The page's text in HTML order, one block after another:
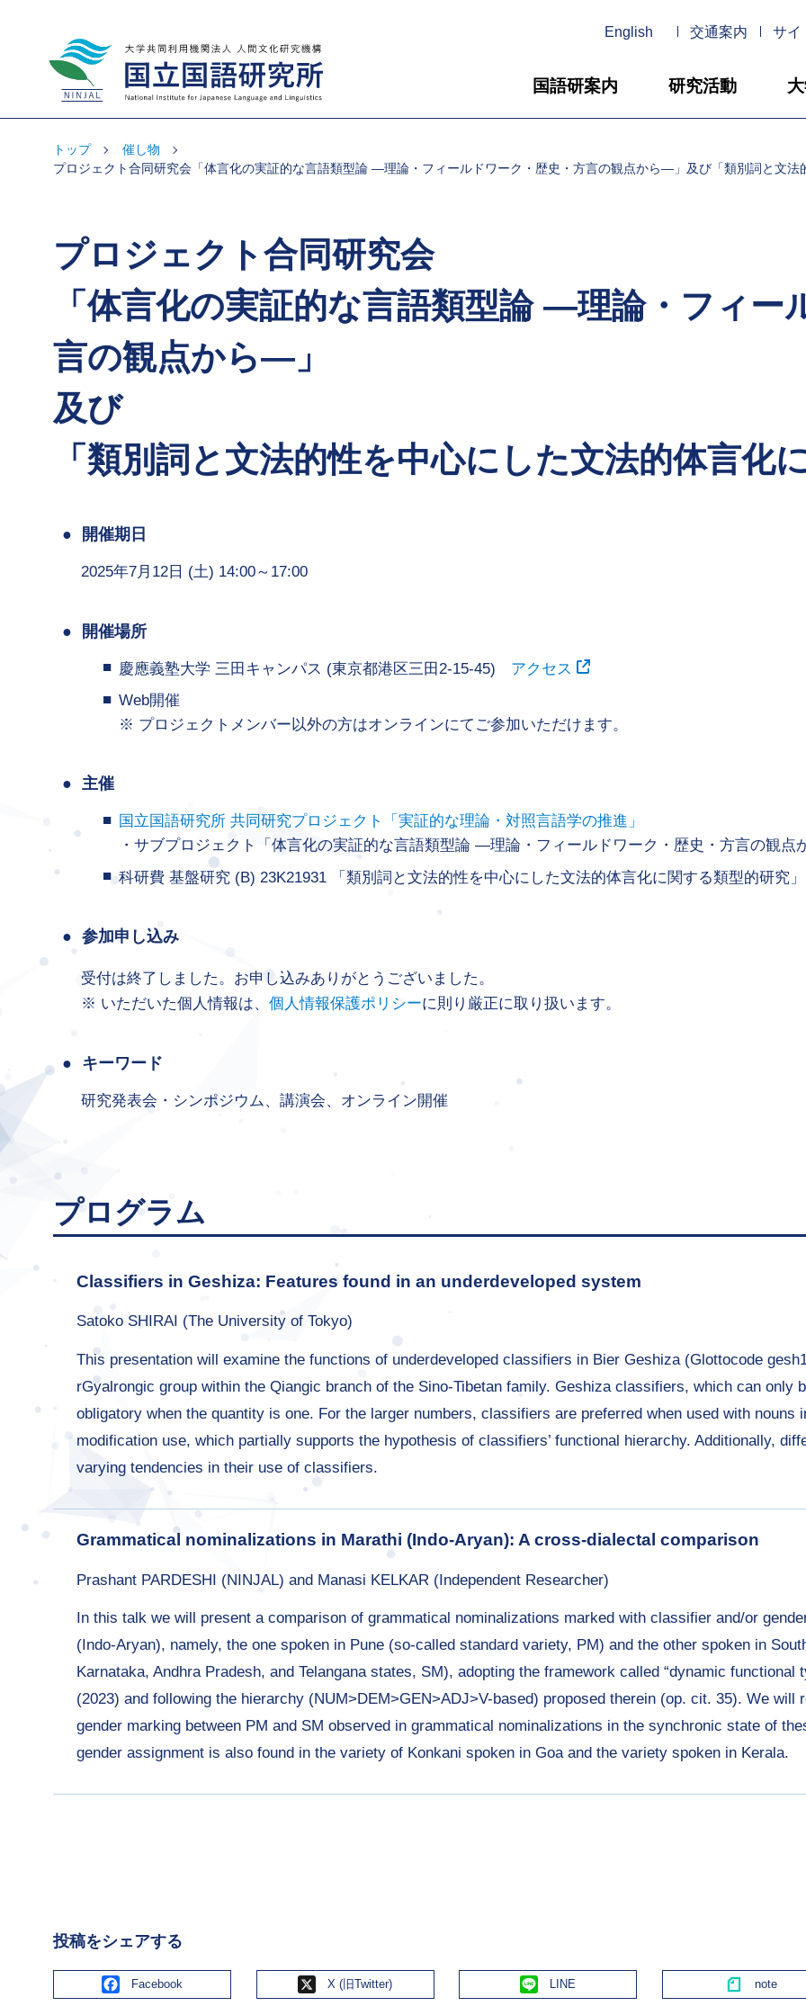
大学共同利用機関法人 人間文化研究機
国語研案内 研究活動
English 交通案内 サイ
トップ
催し物
プロジェクト合同研究会「体言化の実証的な言語類型論 ―理論・フィールドワーク・歴史・方言の観点から―」及び「類別詞と文
プロジェクト合同研究会
「体言化の実証的な言語類型論 ―理論・フィー
言の観点から―」
及び
「類別詞と文法的性を中心にした文法的体言化
開催期日
2025年7月12日 (土) 14:00～17:00
開催場所
慶應義塾大学 三田キャンパス (東京都港区三田2-15-45) アクセス
Web開催
プロジェクトメンバー以外の方はオンラインにてご参加いただけます。
主催
国立国語研究所 共同研究プロジェクト「実証的な理論・対照言語学の推進」
・サブプロジェクト「体言化の実証的な言語類型論 ―理論・フィールドワーク・歴史・方言の観
科研費 基盤研究 (B) 23K21931 「類別詞と文法的性を中心にした文法的体言化に関する類型的研究」
参加申し込み
受付は終了しました。お申し込みありがとうございました。
いただいた個人情報は、 個人情報保護ポリシーに則り厳正に取り扱います。
キーワード
研究発表会・シンポジウム、講演会、オンライン開催
プログラム
Classifiers in Geshiza: Features found in an underdeveloped system
Satoko SHIRAI (The University of Tokyo)
This presentation will examine the functions of underdeveloped classifiers in Bier Geshiza (Glottocode
rGyalrongic group within the Qiangic branch of the Sino-Tibetan family. Geshiza classifiers, which can only
obligatory when the quantity is one. For the larger numbers, classifiers are preferred when used with nouns
modification use, which partially supports the hypothesis of classifiers’ functional hierarchy. Additionally,
varying tendencies in their use of classifiers.
Grammatical nominalizations in Marathi (Indo-Aryan): A cross-dialectal comparison
Prashant PARDESHI (NINJAL) and Manasi KELKAR (Independent Researcher)
In this talk we will present a comparison of grammatical nominalizations marked with classifier and/or
(Indo-Aryan), namely, the one spoken in Pune (so-called standard variety, PM) and the other spoken in
Karnataka, Andhra Pradesh, and Telangana states, SM), adopting the framework called “dynamic functional
(2023) and following the hierarchy (NUM>DEM>GEN>ADJ>V-based) proposed therein (op. cit. 35). We will
gender marking between PM and SM observed in grammatical nominalizations in the synchronic state of
gender assignment is also found in the variety of Konkani spoken in Goa and the variety spoken in Kerala.
投稿をシェアする
Facebook X Line